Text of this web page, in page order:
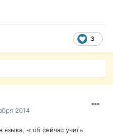
3
2014
чтоб сейчас учить